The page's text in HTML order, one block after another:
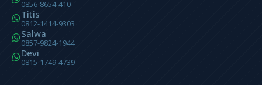
0856-8654-410
Titis
0812-1414-9303
Salwa
0857-9824-1944
Devi
0815-1749-4739